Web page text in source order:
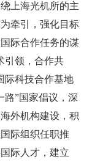
上海光机所的主
牵引，强化目标
际合作任务的谋
引领，合作共
际科技合作基地
路”国家倡议，深
外机构建设，积
际组织任职推
际人才，建立